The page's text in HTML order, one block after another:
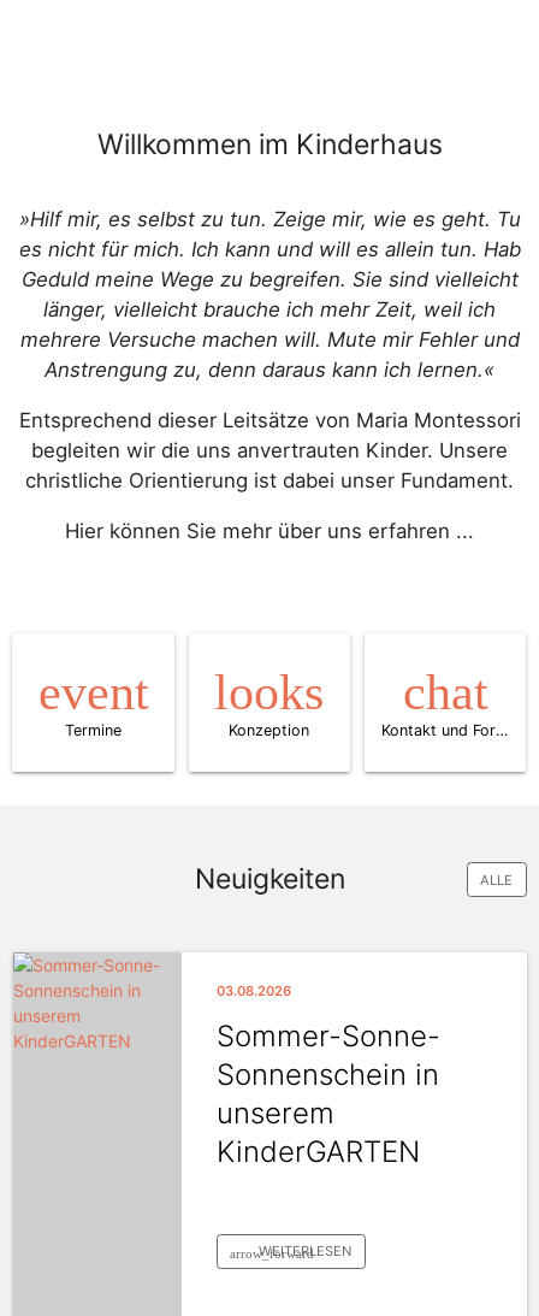
Willkommen im Kinderhaus
»Hilf mir, es selbst zu tun. Zeige mir, wie es geht. Tu
es nicht für mich. Ich kann und will es allein tun. Hab
Geduld meine Wege zu begreifen. Sie sind vielleicht
länger, vielleicht brauche ich mehr Zeit, weil ich
mehrere Versuche machen will. Mute mir Fehler und
Anstrengung zu, denn daraus kann ich lernen.«
Entsprechend dieser Leitsätze von Maria Montessori
begleiten wir die uns anvertrauten Kinder. Unsere
christliche Orientierung ist dabei unser Fundament.
Hier können Sie mehr über uns erfahren ...
event
Termine
looks
Konzeption
chat
Kontakt und Formulare
ALLE
Neuigkeiten
03.08.2026
Sommer-Sonne-
Sonnenschein in
unserem
KinderGARTEN
arrow_forward
WEITERLESEN